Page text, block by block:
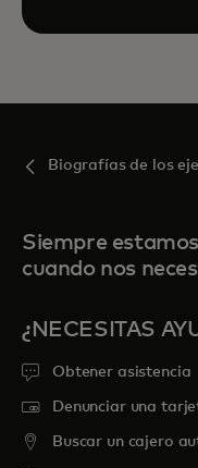
Biografías de los
Siempre
cuando nos
¿NECESITAS
Obtener asistencia
Denunciar una
Buscar un cajero